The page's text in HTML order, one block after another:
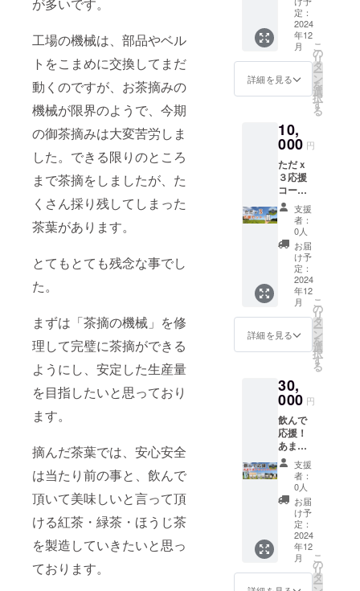
工場の機械は、部品やベル
トをこまめに交換してまだ
動くのですが、お茶摘みの
機械が限界のようで、今期
の御茶摘みは大変苦労しま
した。できる限りのところ
まで茶摘をしましたが、た
くさん採り残してしまった
茶葉があります。
とてもとても残念な事でし
た。
まずは「茶摘の機械」を修
理して完璧に茶摘ができる
ようにし、安定した生産量
を目指したいと思っており
ます。
摘んだ茶葉では、安心安全
は当たり前の事と、飲んで
頂いて美味しいと言って頂
ける紅茶・緑茶・ほうじ茶
を製造していきたいと思っ
ております。
名前(よ
みが
な)、
ニック
ネーム
ご記入
くださ
利用の
SNSア
カウン
トや宣
伝した
い事な
どがご
ざいま
したら
併せて
ご記入
くださ
い。
2025年
1月1日
から事
業が存
続する
限り掲
字での
掲載、
ンクの
設定も
可能で
す。 ※
備考欄
には、
①ウェ
ブサイ
ト、
SNS等
に掲載
しても
名前(よ
みが
ネーム
などを
ご記入
くださ
い。 ②
またご
利用の
SNSア
カウン
トや宣
伝した
い事な
どがご
ざいま
ウェブ
サイト
にお名
前を掲
載 ・掲
載期
から事
業が存
限り掲
載 ・掲
載方
法：文
字での
掲載、
外部リ
ンクの
設定も
可能で
す。 ※
備考欄
には、
①ウェ
に掲載
しても
名前(よ
みが
な)、
ニック
ネーム
などを
ご記入
くださ
い。 ②
またご
利用の
SNSア
紅茶
（2gx1
2個）原
材料
お茶(熊
本) x3
茶 空
（2gx1
0個）原
材料
お茶(熊
本) x3
個、至
高の
アール
グレイ
（2gx7
個）原
材料
お茶(熊
本) 甘夏
天然香
料(熊
ミンの
紅茶
個）原
材料
お茶(熊
本) ジャ
スミン
国)x1
個、金
木犀の
ほうじ
（2gx1
0個）原
定：
2024
年12
月
詳細を見る
こ
の
リ
タ
ー
ン
を
選
択
す
る
10,
000 円
ただｘ
３応援
コー
ス！ こ
ちらの
コース
はリ
ターン
費用が
かから
ないた
め、手
数料を
引いた
全額を
だきま
す。 ※
このリ
ターン
は
10,000
円、
30,000
円,
50,000
円のリ
ターン
と同じ
内容に
なりま
す。 ◎
支援
者：
0人
お届
け予
定：
2024
年12
月
詳細を見る
こ
の
リ
タ
ー
ン
を
選
択
す
る
30,
000 円
飲んで
応援！
あまた
まデ
ラック
スセッ
ト 内容
量 焙煎
和紅
茶 天
（2gx1
2個）原
材料
お茶(熊
支援
者：
0人
お届
け予
定：
2024
年12
月
こ
の
リ
タ
ー